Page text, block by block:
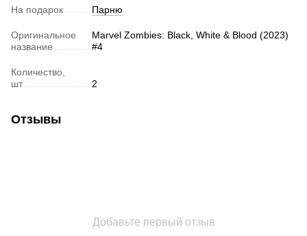
На подарок Парню
Оригинальное
название
Marvel Zombies: Black, White & Blood (2023)
#4
Количество,
шт
2
Отзывы
Добавьте первый отзыв